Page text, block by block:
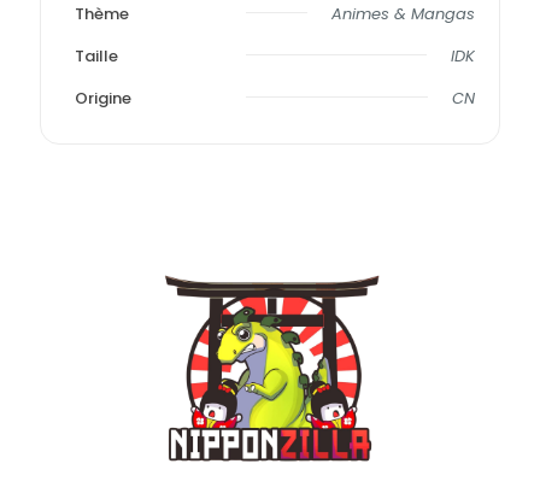
Thème
Animes & Mangas
Taille
IDK
Origine
CN